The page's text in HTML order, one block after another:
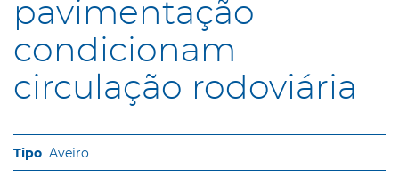
pavimentação
condicionam
circulação rodoviária
Aveiro